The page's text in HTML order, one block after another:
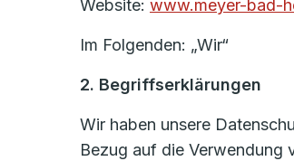
Website: www.meyer-bad-
Im Folgenden: „Wir“
2. Begriffserklärungen
Wir haben unsere
Bezug auf die Verwendung